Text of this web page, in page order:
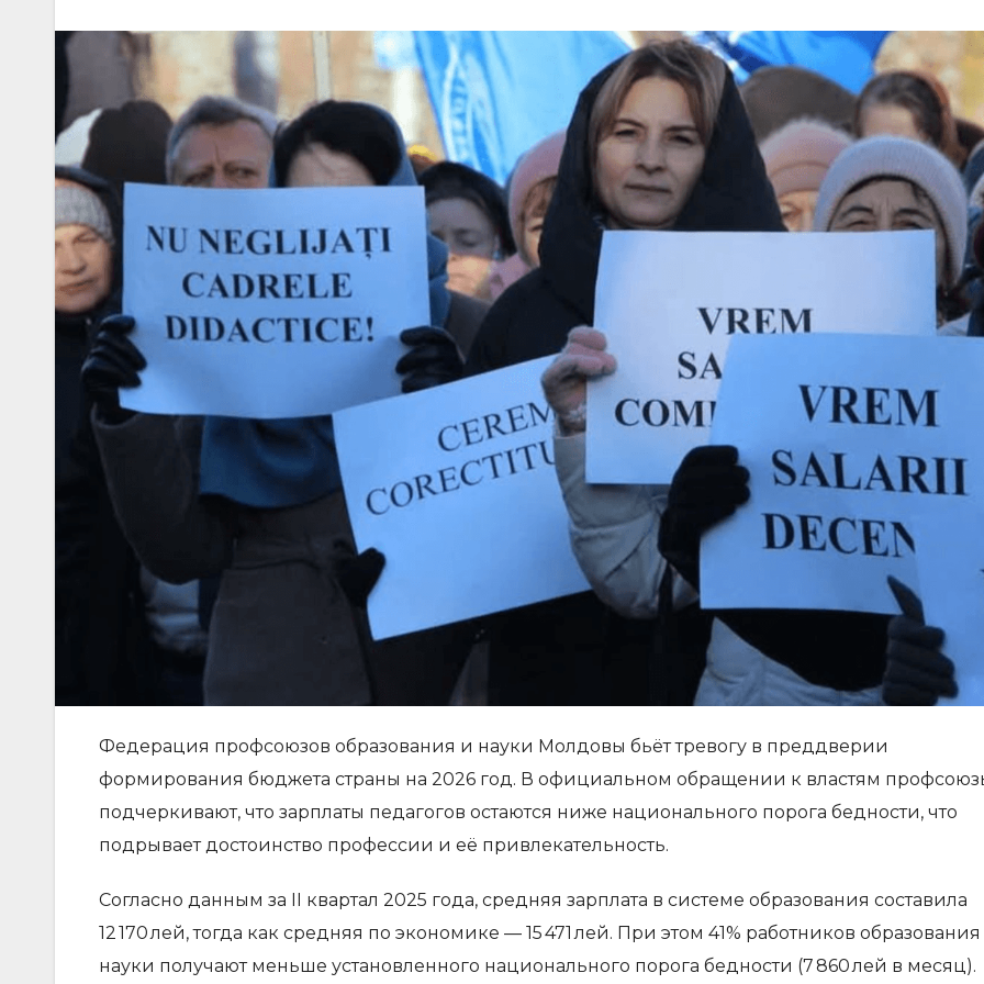
Федерация профсоюзов образования и науки Молдовы бьёт тревогу в преддверии
формирования бюджета страны на 2026 год. В официальном обращении к властям
подчеркивают, что зарплаты педагогов остаются ниже национального порога бедности, что
подрывает достоинство профессии и её привлекательность.
Согласно данным за II квартал 2025 года, средняя зарплата в системе образования составила
12 170 лей, тогда как средняя по экономике — 15 471 лей. При этом 41% работников
науки получают меньше установленного национального порога бедности (7 860 лей в месяц).